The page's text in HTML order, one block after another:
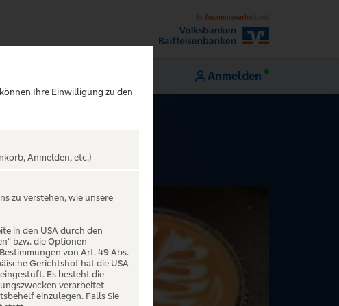
Anmelden
Ihre Einwilligung zu den
Anmelden, etc.)
zu verstehen, wie unsere
in den USA durch den
bzw. die Optionen
von Art. 49 Abs.
Gerichtshof hat die USA
Es besteht die
verarbeitet
einzulegen. Falls Sie